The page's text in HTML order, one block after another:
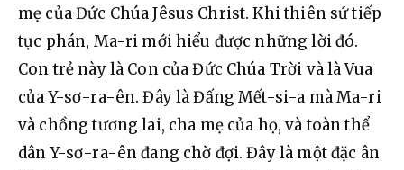
mẹ của Đức Chúa Jêsus Christ. Khi thiên sứ tiếp
tục phán, Ma-ri mới hiểu được những lời đó.
Con trẻ này là Con của Đức Chúa Trời và là Vua
của Y-sơ-ra-ên. Đây là Đấng Mết-si-a mà Ma-ri
và chồng tương lai, cha mẹ của họ, và toàn thể
dân Y-sơ-ra-ên đang chờ đợi. Đây là một đặc ân